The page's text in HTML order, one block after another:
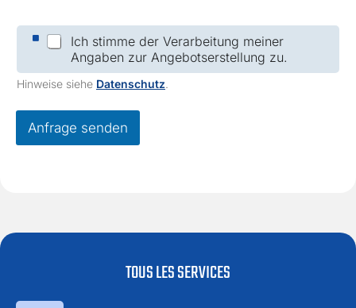
C
c
k
b
Ich stimme der Verarbeitung meiner
Angaben zur Angebotserstellung zu.
Hinweise siehe Datenschutz
Anfrage senden
TOUS LES SERVICES